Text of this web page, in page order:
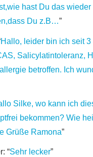
hast Du das wieder
Du z.B…”
Hallo, leider bin ich seit 3
Salicylatintoleranz,
betroffen. Ich
Silke, wo kann ich
bekommen? Wie
Grüße Ramona”
: “Sehr lecker”